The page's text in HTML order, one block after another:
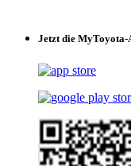
Jetzt die MyToyota-